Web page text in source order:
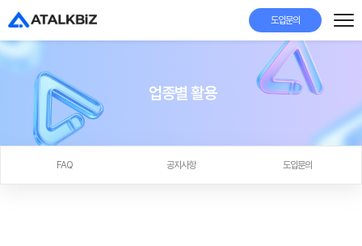
도입문의
업종별 활용
FAQ 공지사항 도입문의